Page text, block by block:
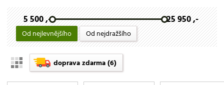
5 500 ,- 25 950 ,-
Od nejlevnějšího Od nejdražšího
doprava zdarma(6)